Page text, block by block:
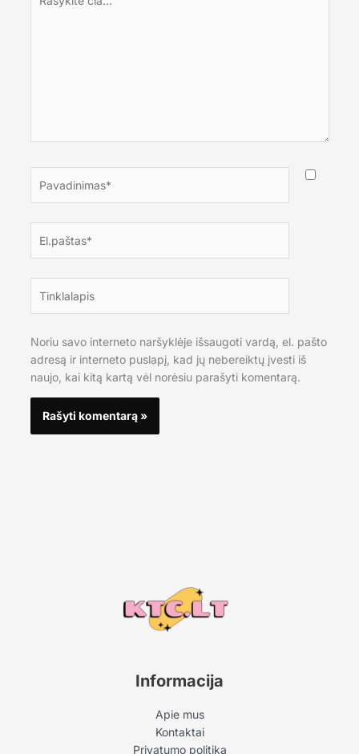
čia...
Noriu savo interneto naršyklėje išsaugoti vardą, el. pašto
adresą ir interneto puslapį, kad jų nebereiktų įvesti iš
naujo, kai kitą kartą vėl norėsiu parašyti komentarą.
Informacija
Apie mus
Kontaktai
Privatumo politika